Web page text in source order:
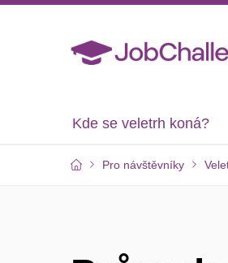
Kde se veletrh koná?
Pro návštěvníky